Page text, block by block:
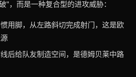
"，而是一种复合型的进攻威胁：
用脚，从左路斜切完成射门，这是欧
后给队友制造空间，是德姆贝莱中路